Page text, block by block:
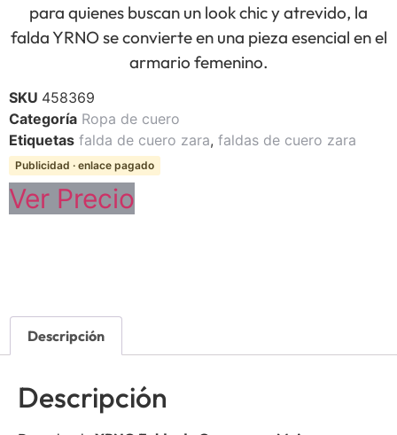
para quienes buscan un look chic y atrevido, la
falda YRNO se convierte en una pieza esencial en el
armario femenino.
SKU 458369
Categoría Ropa de cuero
Etiquetas falda de cuero zara, faldas de cuero zara
Publicidad · enlace pagado
Ver Precio
Descripción
Descripción